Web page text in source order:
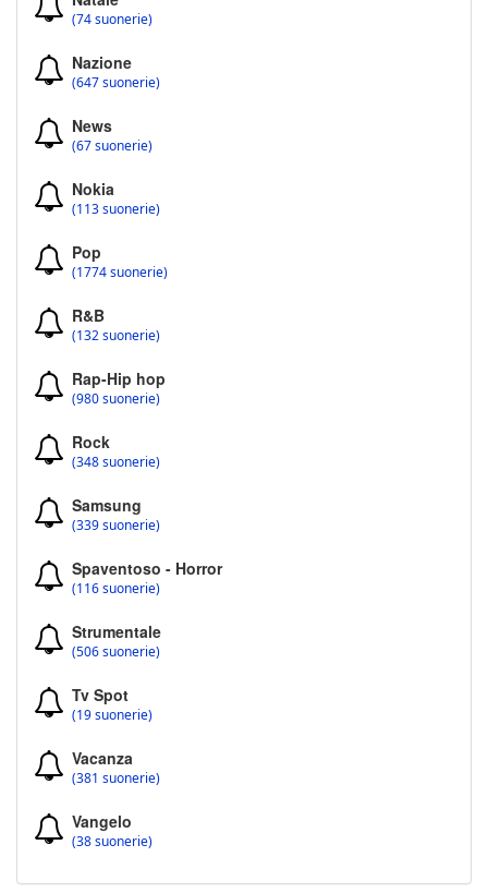
(74 suonerie)
Nazione
(647 suonerie)
News
(67 suonerie)
Nokia
(113 suonerie)
Pop
(1774 suonerie)
R&B
(132 suonerie)
Rap-Hip hop
(980 suonerie)
Rock
(348 suonerie)
Samsung
(339 suonerie)
Spaventoso - Horror
(116 suonerie)
Strumentale
(506 suonerie)
Tv Spot
(19 suonerie)
Vacanza
(381 suonerie)
Vangelo
(38 suonerie)